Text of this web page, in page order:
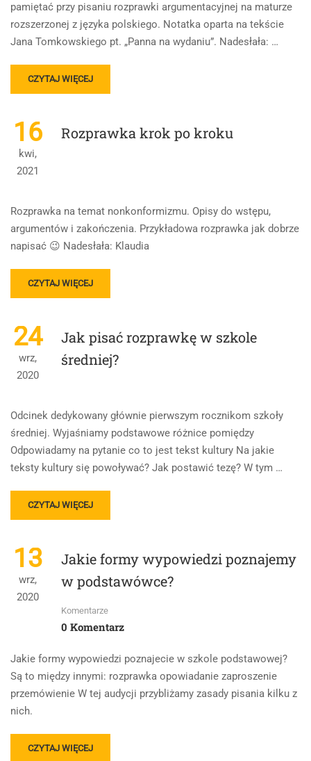
pamiętać przy pisaniu rozprawki argumentacyjnej na maturze
rozszerzonej z języka polskiego. Notatka oparta na tekście
Jana Tomkowskiego pt. „Panna na wydaniu”. Nadesłała: …
READ
MORE
ROZPRAWKA
ARGUMENTACYJNA
CZYTAJ WIĘCEJ
16
kwi,
2021
Rozprawka krok po kroku
Rozprawka na temat nonkonformizmu. Opisy do wstępu,
argumentów i zakończenia. Przykładowa rozprawka jak dobrze
napisać 😉 Nadesłała: Klaudia
READ
MORE
ROZPRAWKA
KROK
KROKU
CZYTAJ WIĘCEJ
24
wrz,
2020
Jak pisać rozprawkę w szkole
średniej?
Odcinek dedykowany głównie pierwszym rocznikom szkoły
średniej. Wyjaśniamy podstawowe różnice pomiędzy
Odpowiadamy na pytanie co to jest tekst kultury Na jakie
teksty kultury się powoływać? Jak postawić tezę? W tym …
READ
MORE
JAK
PISAĆ
W
SZKOLE
ŚREDNIEJ?
CZYTAJ WIĘCEJ
13
wrz,
2020
Jakie formy wypowiedzi poznajemy
w podstawówce?
Komentarze
0 Komentarz
Jakie formy wypowiedzi poznajecie w szkole podstawowej?
Są to między innymi: rozprawka opowiadanie zaproszenie
przemówienie W tej audycji przybliżamy zasady pisania kilku z
nich.
READ
CZYTAJ WIĘCEJ